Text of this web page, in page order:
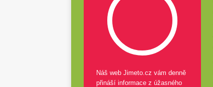
Náš web Jimeto.cz vám denně
přináší informace z úžasného